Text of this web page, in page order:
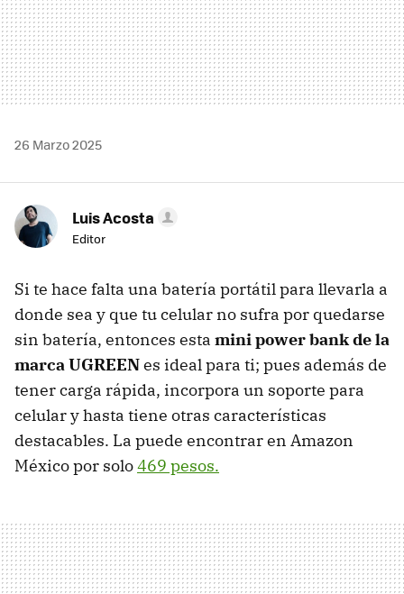
26 Marzo 2025
Luis Acosta
Editor
Si te hace falta una batería portátil para llevarla a
donde sea y que tu celular no sufra por quedarse
sin batería, entonces esta mini power bank de la
marca UGREENes ideal para ti; pues además de
tener carga rápida, incorpora un soporte para
celular y hasta tiene otras características
destacables. La puede encontrar en Amazon
México por solo469 pesos.